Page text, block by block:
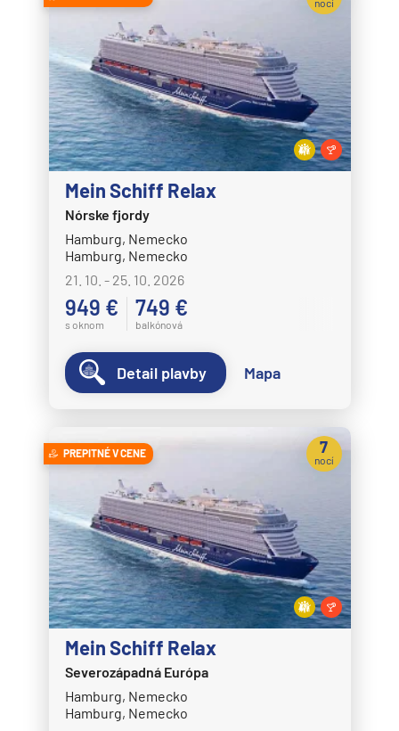
Mein Schiff Relax
Nórske fjordy
Hamburg, Nemecko
Hamburg, Nemecko
21. 10. - 25. 10. 2026
949 €
s oknom
749 €
balkónová
noci
Detail plavby Mapa
PREPITNÉ V CENE
Mein Schiff Relax
Severozápadná Európa
Hamburg, Nemecko
Hamburg, Nemecko
7
nocí